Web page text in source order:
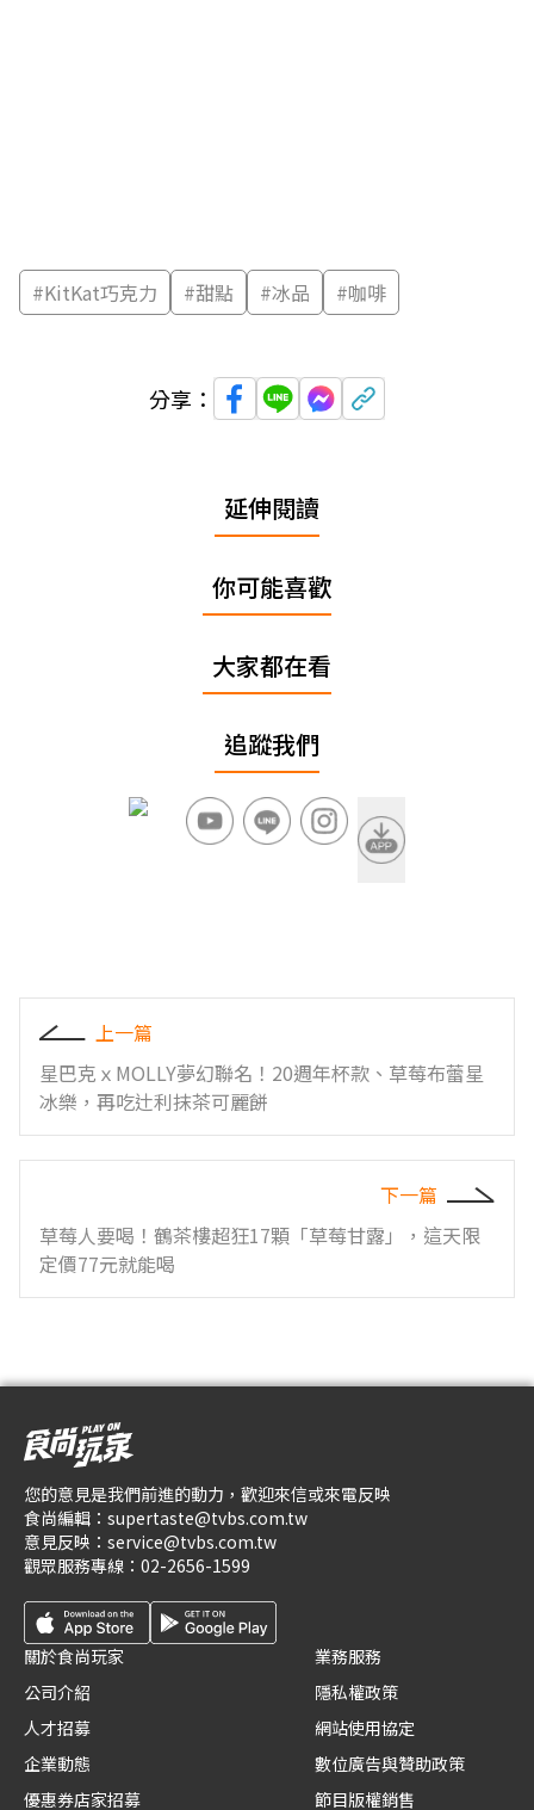
#KitKat巧克力 #甜點 #冰品 #咖啡
分享：
延伸閱讀
你可能喜歡
大家都在看
追蹤我們
上一篇
星巴克ｘMOLLY夢幻聯名！20週年杯款、草莓布蕾星
冰樂，再吃辻利抹茶可麗餅
下一篇
草莓人要喝！鶴茶樓超狂17顆「草莓甘露」，這天限
定價77元就能喝
您的意見是我們前進的動力，歡迎來信或來電反映
食尚編輯： supertaste@tvbs.com.tw
意見反映： service@tvbs.com.tw
觀眾服務專線： 02-2656-1599
關於食尚玩家
公司介紹
人才招募
企業動態
優惠券店家招募
業務服務
隱私權政策
網站使用協定
數位廣告與贊助政策
節目版權銷售